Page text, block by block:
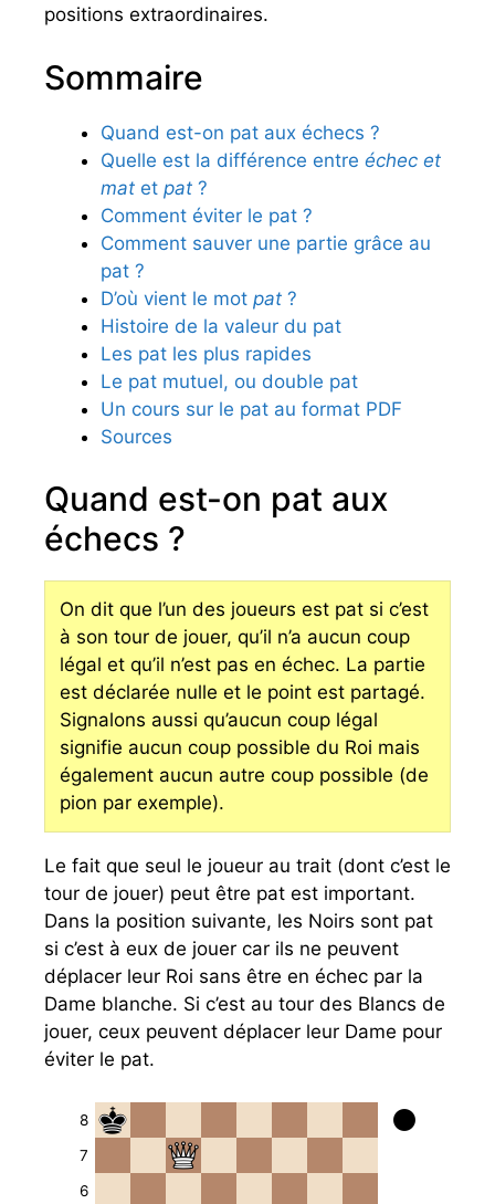
positions extraordinaires.
Sommaire
Quand est-on pat aux échecs ?
Quelle est la différence entre échec et
mat et pat ?
Comment éviter le pat ?
Comment sauver une partie grâce au
pat ?
D’où vient le mot pat ?
Histoire de la valeur du pat
Les pat les plus rapides
Le pat mutuel, ou double pat
Un cours sur le pat au format PDF
Sources
Quand est-on pat aux
échecs ?
On dit que l’un des joueurs est pat si c’est
à son tour de jouer, qu’il n’a aucun coup
légal et qu’il n’est pas en échec. La partie
est déclarée nulle et le point est partagé.
Signalons aussi qu’aucun coup légal
signifie aucun coup possible du Roi mais
également aucun autre coup possible (de
pion par exemple).
Le fait que seul le joueur au trait (dont c’est le
tour de jouer) peut être pat est important.
Dans la position suivante, les Noirs sont pat
si c’est à eux de jouer car ils ne peuvent
déplacer leur Roi sans être en échec par la
Dame blanche. Si c’est au tour des Blancs de
jouer, ceux peuvent déplacer leur Dame pour
éviter le pat.
8
7
6